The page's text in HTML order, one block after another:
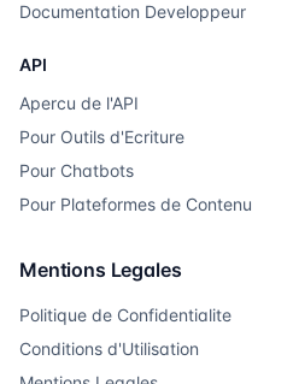
Documentation Developpeur
API
Apercu de l'API
Pour Outils d'Ecriture
Pour Chatbots
Pour Plateformes de Contenu
Mentions Legales
Politique de Confidentialite
Conditions d'Utilisation